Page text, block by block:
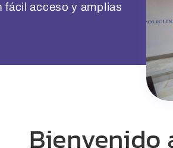
fácil acceso y amplias
Bienvenido